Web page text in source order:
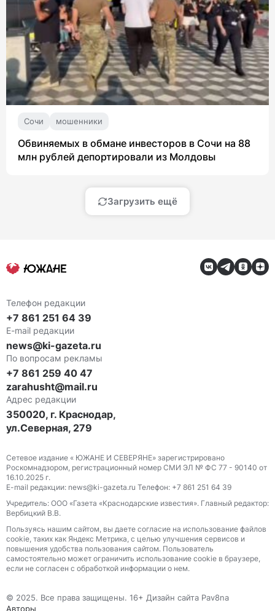
Сочи мошенники
Обвиняемых в обмане инвесторов в Сочи на 88
млн рублей депортировали из Молдовы
Загрузить ещё
Телефон редакции
+7 861 251 64 39
E-mail редакции
news@ki-gazeta.ru
По вопросам рекламы
+7 861 259 40 47
zarahusht@mail.ru
Адрес редакции
350020, г. Краснодар,
ул.Северная, 279
Сетевое издание « ЮЖАНЕ И СЕВЕРЯНЕ» зарегистрировано
Роскомнадзором, регистрационный номер СМИ ЭЛ № ФС 77 - 90140 от
16.10.2025 г.
E-mail редакции: news@ki-gazeta.ru Телефон: +7 861 251 64 39
Учредитель: ООО «Газета «Краснодарские известия». Главный редактор:
Вербицкий В.В.
Пользуясь нашим сайтом, вы даете согласие на использование файлов
сооkіе, таких как Яндекс Метрика, с целью улучшения сервисов и
повышения удобства пользования сайтом. Пользователь
самостоятельно может ограничить использование сооkіе в браузере,
если не согласен с обработкой информации о нем.
© 2025. Все права защищены. 16+ Дизайн сайта Pav8na
Авторы